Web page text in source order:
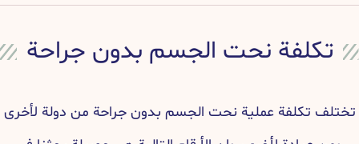
تكلفة نحت الجسم بدون جراحة
تختلف تكلفة عملية نحت الجسم بدون جراحة من دولة لأخرى